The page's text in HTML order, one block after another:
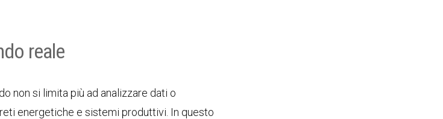
reale
non si limita più ad analizzare dati o
energetiche e sistemi produttivi. In questo